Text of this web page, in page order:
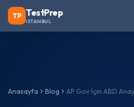
TP TestPrep
ISTANBUL
Anasayfa Blog